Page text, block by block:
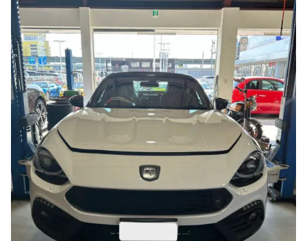
お客様の声
ケータハム岐阜
プライバシーポリシー
買取査定のご依頼
その他のお問い合わせ
中古車探しのご依頼・レンタカーのご相談
電話・メールなどのご連絡方法意外にも、オンラインで
のご相談も可能です。
お問い合わせフォームにて、オンラインでのご連絡をご
希望ください。